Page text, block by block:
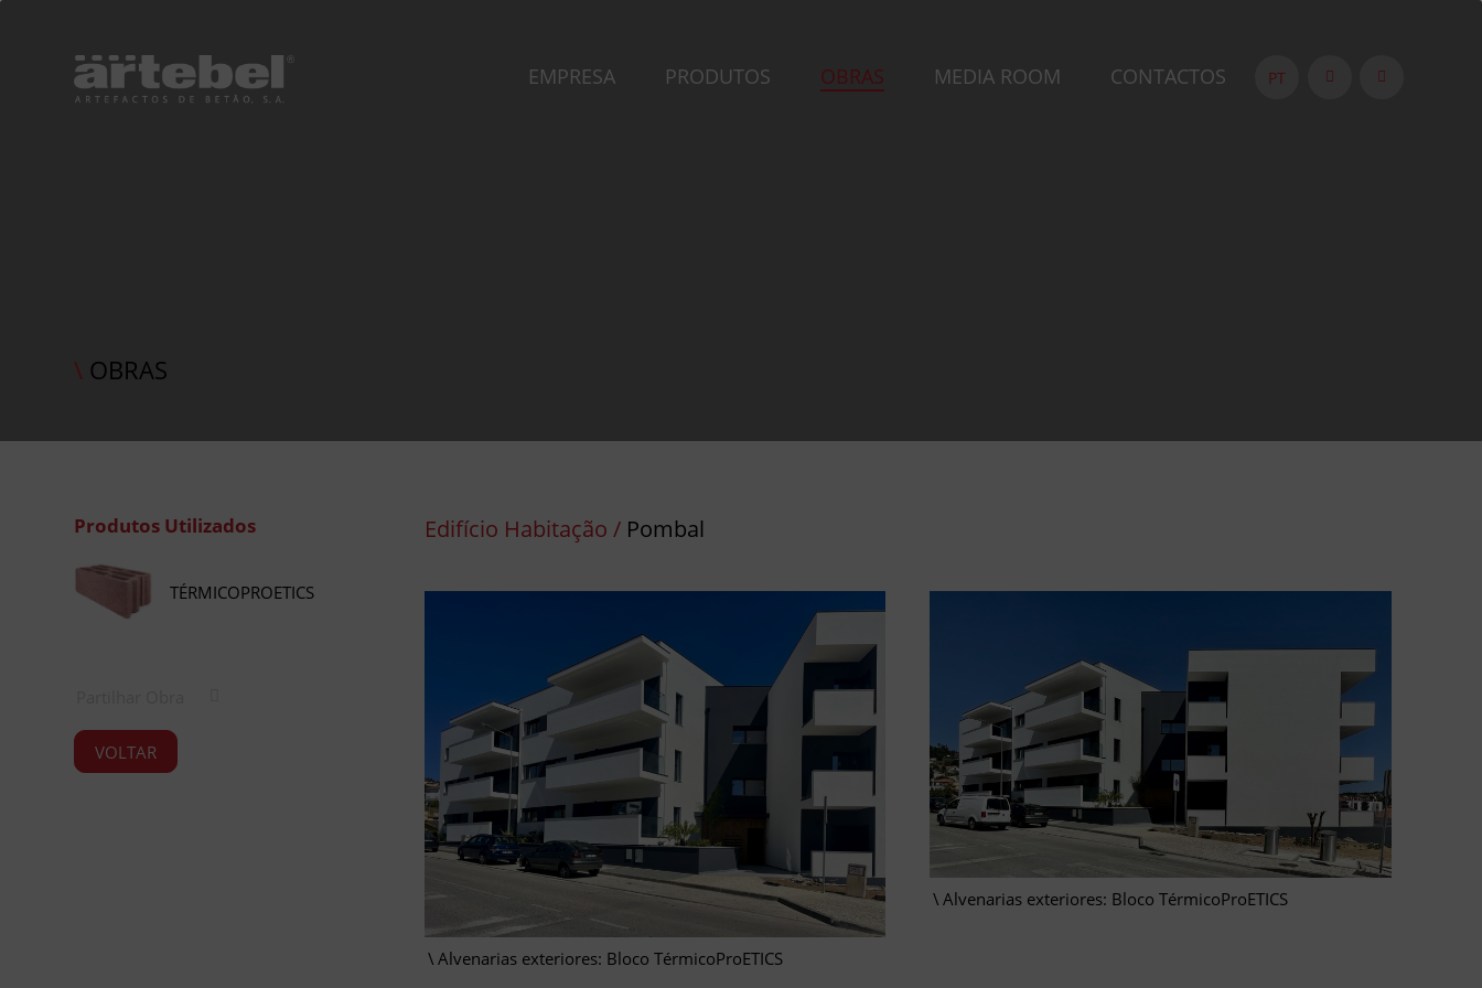
EMPRESA PRODUTOS OBRAS MEDIA ROOM CONTACTOS PT
\ OBRAS
Produtos Utilizados
TÉRMICOPROETICS
VOLTAR
Edifício Habitação /Pombal
Alvenarias exteriores: Bloco TérmicoProETICS
Alvenarias exteriores: Bloco TérmicoProETICS